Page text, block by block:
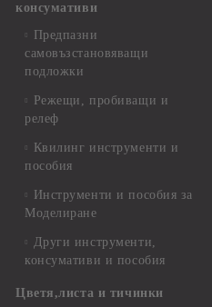
консумативи
Предпазни
самовъзстановяващи
подложки
Режещи, пробиващи и
релеф
Квилинг инструменти и
пособия
Инструменти и пособия за
Моделиране
Други инструменти,
консумативи и пособия
Цветя,листа и тичинки